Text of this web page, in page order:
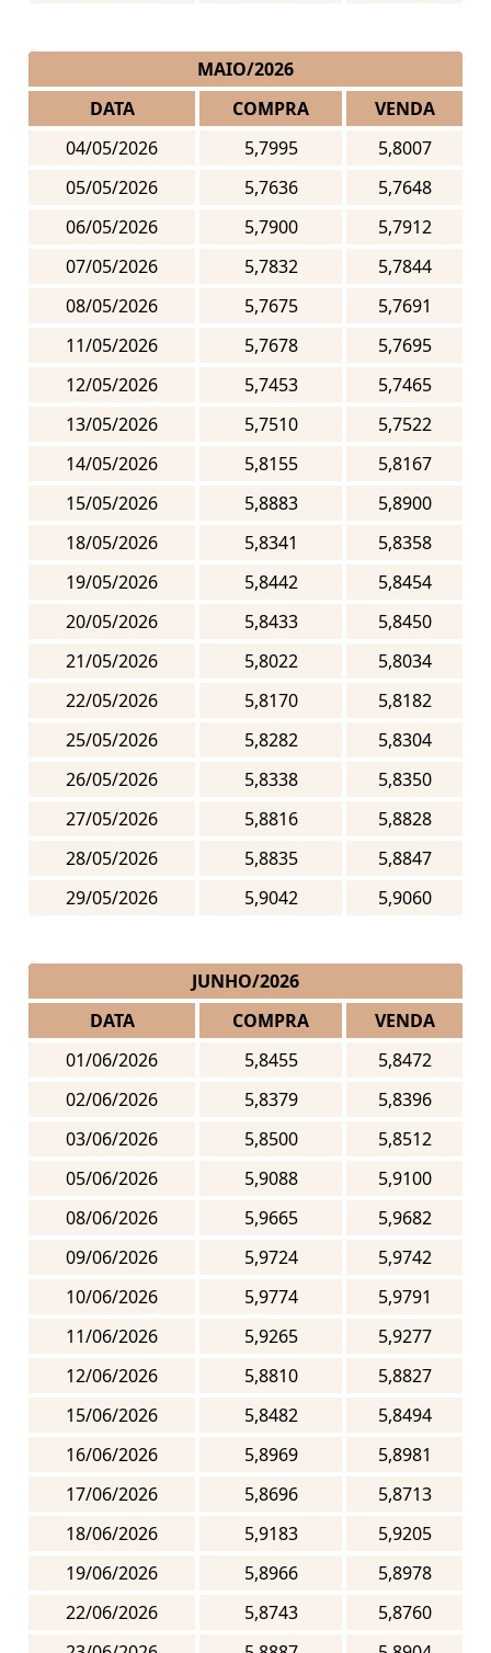
MAIO/2026
DATA
COMPRA
VENDA
04/05/2026
5,7995
5,8007
05/05/2026
5,7636
5,7648
06/05/2026
5,7900
5,7912
07/05/2026
5,7832
5,7844
08/05/2026
5,7675
5,7691
11/05/2026
5,7678
5,7695
12/05/2026
5,7453
5,7465
13/05/2026
5,7510
5,7522
14/05/2026
5,8155
5,8167
15/05/2026
5,8883
5,8900
18/05/2026
5,8341
5,8358
19/05/2026
5,8442
5,8454
20/05/2026
5,8433
5,8450
21/05/2026
5,8022
5,8034
22/05/2026
5,8170
5,8182
25/05/2026
5,8282
5,8304
26/05/2026
5,8338
5,8350
27/05/2026
5,8816
5,8828
28/05/2026
5,8835
5,8847
29/05/2026
5,9042 5,9060
JUNHO/2026
DATA
COMPRA
VENDA
01/06/2026
5,8455
5,8472
02/06/2026
5,8379
5,8396
03/06/2026
5,8500
5,8512
05/06/2026
5,9088
5,9100
08/06/2026
5,9665
5,9682
09/06/2026
5,9724
5,9742
10/06/2026
5,9774
5,9791
11/06/2026
5,9265
5,9277
12/06/2026
5,8810
5,8827
15/06/2026
5,8482
5,8494
16/06/2026
5,8969
5,8981
17/06/2026
5,8696
5,8713
18/06/2026
5,9183
5,9205
19/06/2026
5,8966
5,8978
22/06/2026
5,8743
5,8760